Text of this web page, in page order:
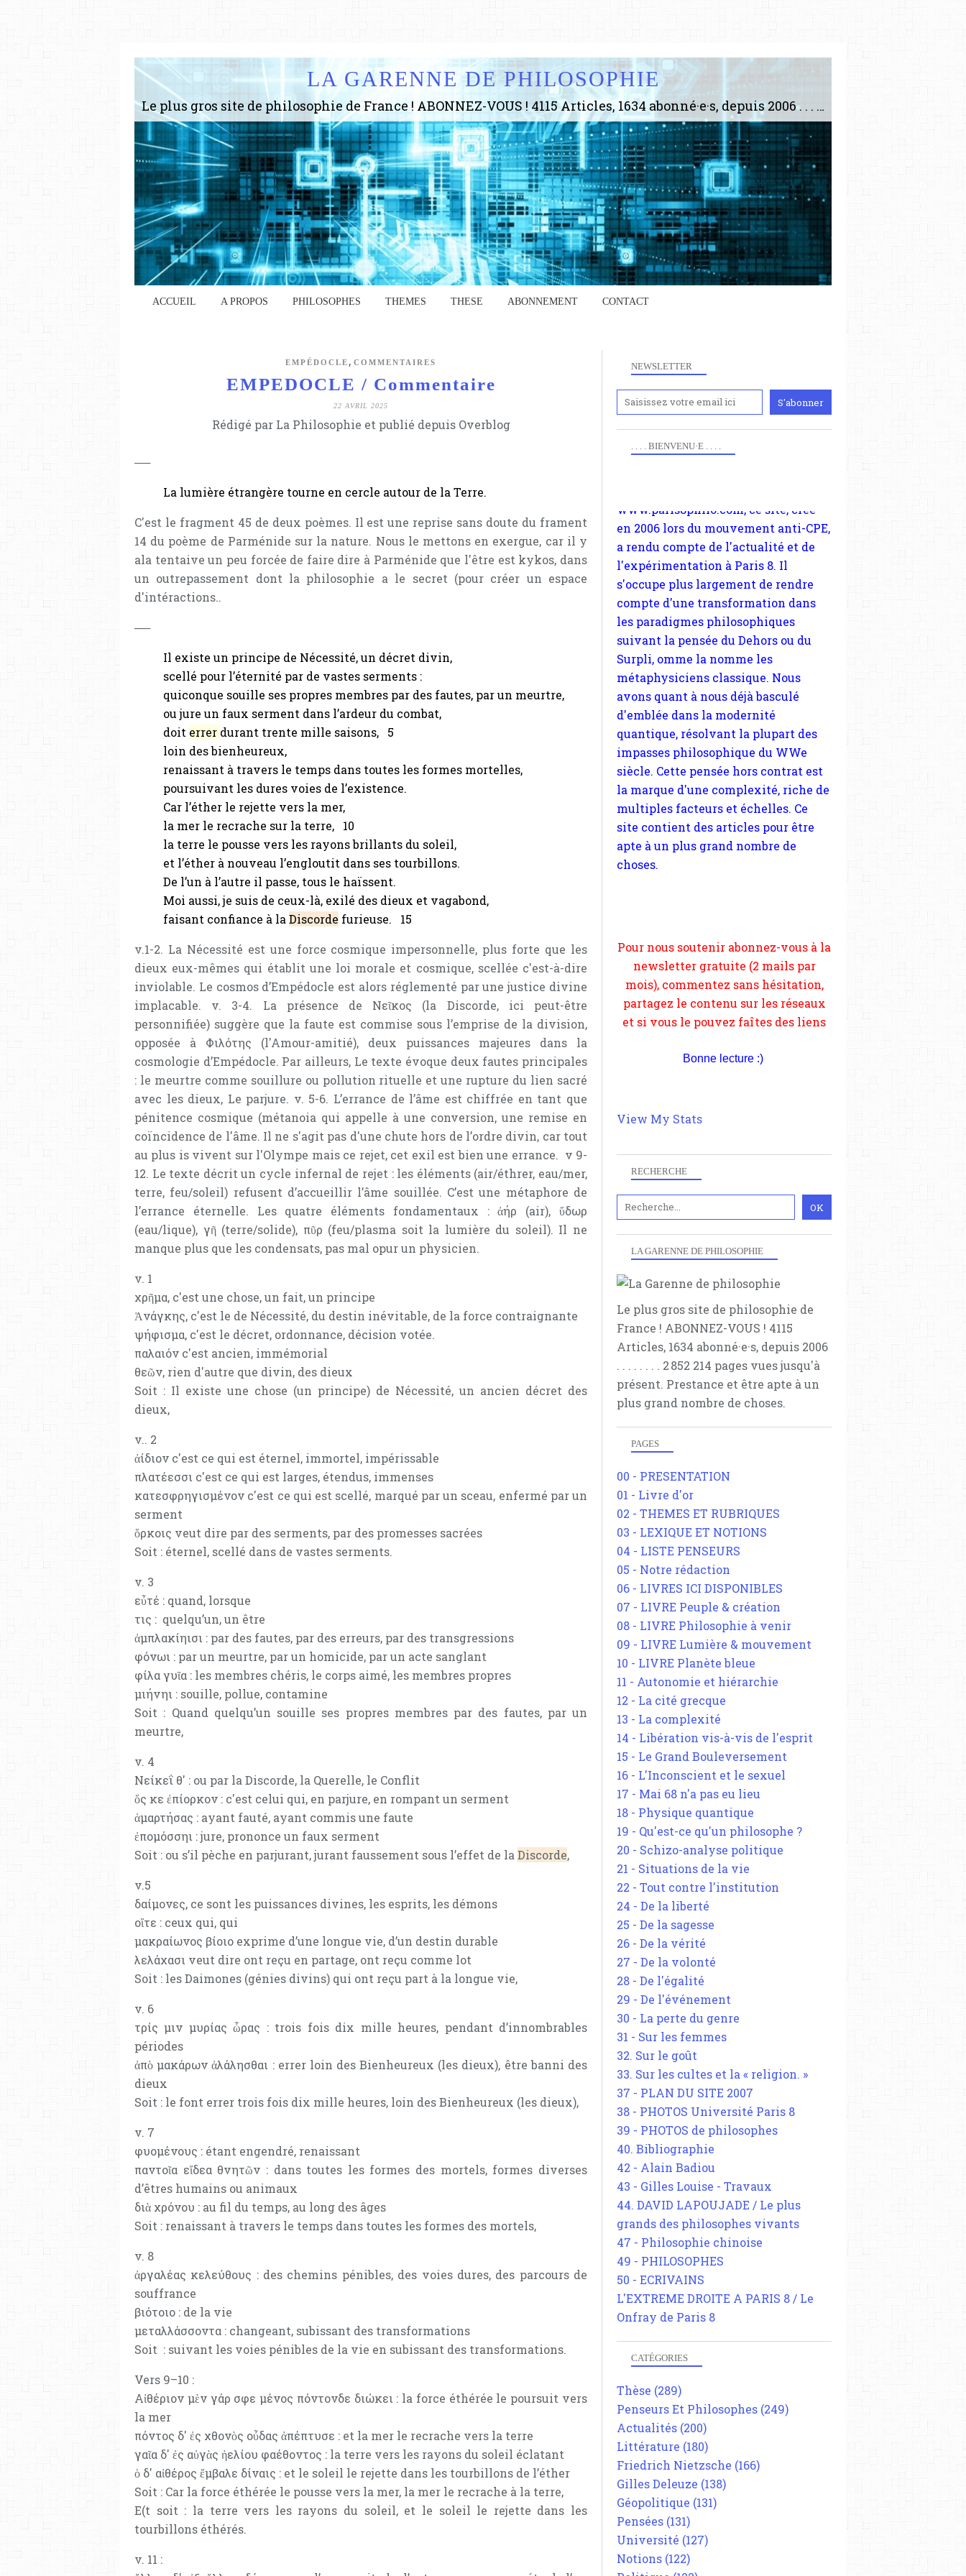
LA GARENNE DE PHILOSOPHIE
Le plus gros site de philosophie de France ! ABONNEZ-VOUS ! 4115 Articles, 1634 abonné·e·s, depuis 2006 . . . . . . . . 2 852 214 pages vues jusqu'à présent. Prestance et être apte à un plus grand nombre de choses.
ACCUEIL A PROPOS PHILOSOPHES THEMES THESE ABONNEMENT CONTACT
EMPÉDOCLE , COMMENTAIRES
EMPEDOCLE / Commentaire
22 AVRIL 2025
Rédigé par La Philosophie et publié depuis Overblog
──
La lumière étrangère tourne en cercle autour de la Terre.
C'est le fragment 45 de deux poèmes. Il est une reprise sans doute du frament
14 du poème de Parménide sur la nature. Nous le mettons en exergue, car il y
ala tentaive un peu forcée de faire dire à Parménide que l'être est kykos, dans
un outrepassement dont la philosophie a le secret (pour créer un espace
d'intéractions..
──
Il existe un principe de Nécessité, un décret divin,
scellé pour l’éternité par de vastes serments :
quiconque souille ses propres membres par des fautes, par un meurtre,
ou jure un faux serment dans l’ardeur du combat,
doit errer durant trente mille saisons, 5
loin des bienheureux,
renaissant à travers le temps dans toutes les formes mortelles,
poursuivant les dures voies de l’existence.
Car l’éther le rejette vers la mer,
la mer le recrache sur la terre, 10
la terre le pousse vers les rayons brillants du soleil,
et l’éther à nouveau l’engloutit dans ses tourbillons.
De l’un à l’autre il passe, tous le haïssent.
Moi aussi, je suis de ceux-là, exilé des dieux et vagabond,
faisant confiance à la Discorde furieuse. 15
v.1-2. La Νécessité est une force cosmique impersonnelle, plus forte que les
dieux eux-mêmes qui établit une loi morale et cosmique, scellée c'est-à-dire
inviolable. Le cosmos d’Empédocle est alors réglementé par une justice divine
implacable. v. 3-4. La présence de Νεῖκος (la Discorde, ici peut-être
personnifiée) suggère que la faute est commise sous l’emprise de la division,
opposée à Φιλότης (l'Amour-amitié), deux puissances majeures dans la
cosmologie d’Empédocle. Par ailleurs, Le texte évoque deux fautes principales
: le meurtre comme souillure ou pollution rituelle et une rupture du lien sacré
avec les dieux, Le parjure. v. 5-6. L’errance de l’âme est chiffrée en tant que
pénitence cosmique (métanoia qui appelle à une conversion, une remise en
coïncidence de l'âme. Il ne s'agit pas d'une chute hors de l’ordre divin, car tout
au plus is vivent sur l'Olympe mais ce rejet, cet exil est bien une errance. v 9-
12. Le texte décrit un cycle infernal de rejet : les éléments (air/éthrer, eau/mer,
terre, feu/soleil) refusent d’accueillir l’âme souillée. C’est une métaphore de
l’errance éternelle. Les quatre éléments fondamentaux : ἀήρ (air), ὕδωρ
(eau/lique), γῆ (terre/solide), πῦρ (feu/plasma soit la lumière du soleil). Il ne
manque plus que les condensats, pas mal opur un physicien.
v. 1
χρῆμα, c'est une chose, un fait, un principe
Ἀνάγκης, c'est le de Nécessité, du destin inévitable, de la force contraignante
ψήφισμα, c'est le décret, ordonnance, décision votée.
παλαιόν c'est ancien, immémorial
θεῶν, rien d'autre que divin, des dieux
Soit : Il existe une chose (un principe) de Nécessité, un ancien décret des
dieux,
v.. 2
ἀίδιον c'est ce qui est éternel, immortel, impérissable
πλατέεσσι c'est ce qui est larges, étendus, immenses
κατεσφρηγισμένον c'est ce qui est scellé, marqué par un sceau, enfermé par un
serment
ὅρκοις veut dire par des serments, par des promesses sacrées
Soit : éternel, scellé dans de vastes serments.
v. 3
εὖτέ : quand, lorsque
τις : quelqu’un, un être
ἀμπλακίηισι : par des fautes, par des erreurs, par des transgressions
φόνωι : par un meurtre, par un homicide, par un acte sanglant
φίλα γυῖα : les membres chéris, le corps aimé, les membres propres
μιήνηι : souille, pollue, contamine
Soit : Quand quelqu’un souille ses propres membres par des fautes, par un
meurtre,
v. 4
Νείκεΐ θ' : ou par la Discorde, la Querelle, le Conflit
ὅς κε ἐπίορκον : c'est celui qui, en parjure, en rompant un serment
ἁμαρτήσας : ayant fauté, ayant commis une faute
ἐπομόσσηι : jure, prononce un faux serment
Soit : ou s’il pèche en parjurant, jurant faussement sous l’effet de la Discorde,
v.5
δαίμονες, ce sont les puissances divines, les esprits, les démons
οἵτε : ceux qui, qui
μακραίωνος βίοιο exprime d’une longue vie, d’un destin durable
λελάχασι veut dire ont reçu en partage, ont reçu comme lot
Soit : les Daimones (génies divins) qui ont reçu part à la longue vie,
v. 6
τρίς μιν μυρίας ὧρας : trois fois dix mille heures, pendant d’innombrables
périodes
ἀπὸ μακάρων ἀλάλησθαι : errer loin des Bienheureux (les dieux), être banni des
dieux
Soit : le font errer trois fois dix mille heures, loin des Bienheureux (les dieux),
v. 7
φυομένους : étant engendré, renaissant
παντοῖα εἴδεα θνητῶν : dans toutes les formes des mortels, formes diverses
d’êtres humains ou animaux
διὰ χρόνου : au fil du temps, au long des âges
Soit : renaissant à travers le temps dans toutes les formes des mortels,
v. 8
ἀργαλέας κελεύθους : des chemins pénibles, des voies dures, des parcours de
souffrance
βιότοιο : de la vie
μεταλλάσσοντα : changeant, subissant des transformations
Soit : suivant les voies pénibles de la vie en subissant des transformations.
Vers 9–10 :
Αἰθέριον μὲν γάρ σφε μένος πόντονδε διώκει : la force éthérée le poursuit vers
la mer
πόντος δ' ἐς χθονὸς οὖδας ἀπέπτυσε : et la mer le recrache vers la terre
γαῖα δ' ἐς αὐγὰς ἠελίου φαέθοντος : la terre vers les rayons du soleil éclatant
ὁ δ' αἰθέρος ἔμβαλε δίναις : et le soleil le rejette dans les tourbillons de l’éther
Soit : Car la force éthérée le pousse vers la mer, la mer le recrache à la terre,
E(t soit : la terre vers les rayons du soleil, et le soleil le rejette dans les
tourbillons éthérés.
v. 11 :
NEWSLETTER
RECHERCHE
LA GARENNE DE PHILOSOPHIE
Le plus gros site de philosophie de
France ! ABONNEZ-VOUS ! 4115
Articles, 1634 abonné·e·s, depuis 2006
. . . . . . . . 2 852 214 pages vues jusqu'à
présent. Prestance et être apte à un
plus grand nombre de choses.
PAGES
00 - PRESENTATION
01 - Livre d'or
02 - THEMES ET RUBRIQUES
03 - LEXIQUE ET NOTIONS
04 - LISTE PENSEURS
05 - Notre rédaction
06 - LIVRES ICI DISPONIBLES
07 - LIVRE Peuple & création
08 - LIVRE Philosophie à venir
09 - LIVRE Lumière & mouvement
10 - LIVRE Planète bleue
11 - Autonomie et hiérarchie
12 - La cité grecque
13 - La complexité
14 - Libération vis-à-vis de l'esprit
15 - Le Grand Bouleversement
16 - L'Inconscient et le sexuel
17 - Mai 68 n'a pas eu lieu
18 - Physique quantique
19 - Qu'est-ce qu'un philosophe ?
20 - Schizo-analyse politique
21 - Situations de la vie
22 - Tout contre l'institution
24 - De la liberté
25 - De la sagesse
26 - De la vérité
27 - De la volonté
28 - De l'égalité
29 - De l'événement
30 - La perte du genre
31 - Sur les femmes
32. Sur le goût
33. Sur les cultes et la « religion. »
37 - PLAN DU SITE 2007
38 - PHOTOS Université Paris 8
39 - PHOTOS de philosophes
40. Bibliographie
42 - Alain Badiou
43 - Gilles Louise - Travaux
44. DAVID LAPOUJADE / Le plus
grands des philosophes vivants
47 - Philosophie chinoise
49 - PHILOSOPHES
50 - ECRIVAINS
L'EXTREME DROITE A PARIS 8 / Le
Onfray de Paris 8
CATÉGORIES
Thèse (289)
Penseurs Et Philosophes (249)
Actualités (200)
Littérature (180)
Friedrich Nietzsche (166)
Gilles Deleuze (138)
Géopolitique (131)
Pensées (131)
Université (127)
Notions (122)
. . . . BIENVENU·E . . . .
www.paris8philo.com, ce site, créé
s'occupe plus largement de rendre
compte d'une transformation dans
les paradigmes philosophiques
suivant la pensée du Dehors ou du
Surpli, omme la nomme les
métaphysiciens classique. Nous
avons quant à nous déjà basculé
d'emblée dans la modernité
quantique, résolvant la plupart des
impasses philosophique du WWe
siècle. Cette pensée hors contrat est
la marque d'une complexité, riche de
multiples facteurs et échelles. Ce
site contient des articles pour être
apte à un plus grand nombre de
choses.
partagez le contenu sur les réseaux
et si vous le pouvez faîtes des liens
depuis votre site.
Bonne lecture :)
View My Stats